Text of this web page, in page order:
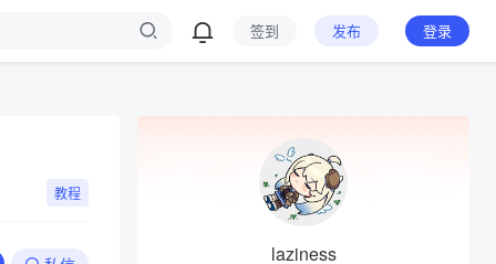
签到 发布 登录
教程
laziness